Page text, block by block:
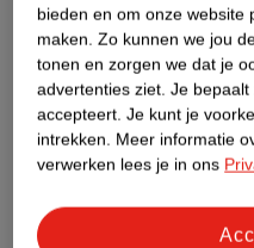
Productinformatie
Etiketinformatie
Nature Impact Score
Dit
Impact
bieden en om onze website
maken. Zo kunnen we jou
tonen en zorgen we dat je
advertenties ziet. Je bepaalt
accepteert. Je kunt je
intrekken. Meer informatie
verwerken lees je in ons